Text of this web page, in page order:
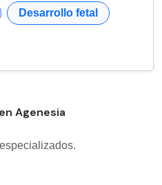
Desarrollo fetal
Agenesia